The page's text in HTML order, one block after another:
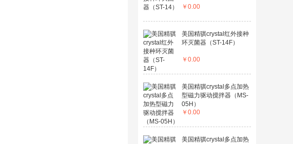
￥ 0.00
美国精骐crystal红外接种
环灭菌器（ST-14F）
￥ 0.00
美国精骐crystal多点加热
型磁力驱动搅拌器（MS-
05H）
￥ 0.00
美国精骐crystal多点加热